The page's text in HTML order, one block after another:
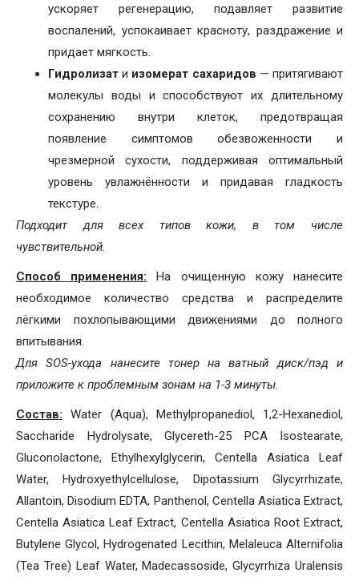
ускоряет регенерацию, подавляет развитие
воспалений, успокаивает красноту, раздражение и
придает мягкость.
Гидролизат и изомерат сахаридов — притягивают
молекулы воды и способствуют их длительному
сохранению внутри клеток, предотвращая
появление симптомов обезвоженности и
чрезмерной сухости, поддерживая оптимальный
уровень увлажнённости и придавая гладкость
текстуре.
Подходит для всех типов кожи, в том числе
чувствительной.
Способ применения: На очищенную кожу нанесите
необходимое количество средства и распределите
лёгкими похлопывающими движениями до полного
впитывания.
Для SOS-ухода нанесите тонер на ватный диск/пэд и
приложите к проблемным зонам на 1-3 минуты.
Состав: Water (Aqua), Methylpropanediol, 1,2-Hexanediol,
Saccharide Hydrolysate, Glycereth-25 PCA Isostearate,
Gluconolactone, Ethylhexylglycerin, Centella Asiatica Leaf
Water, Hydroxyethylcellulose, Dipotassium Glycyrrhizate,
Allantoin, Disodium EDTA, Panthenol, Centella Asiatica Extract,
Centella Asiatica Leaf Extract, Centella Asiatica Root Extract,
Butylene Glycol, Hydrogenated Lecithin, Melaleuca Alternifolia
(Tea Tree) Leaf Water, Madecassoside, Glycyrrhiza Uralensis